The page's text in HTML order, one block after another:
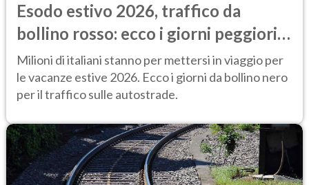
Esodo estivo 2026, traffico da
bollino rosso: ecco i giorni peggiori
per mettersi in viaggio
Milioni di italiani stanno per mettersi in viaggio per
le vacanze estive 2026. Ecco i giorni da bollino nero
per il traffico sulle autostrade.